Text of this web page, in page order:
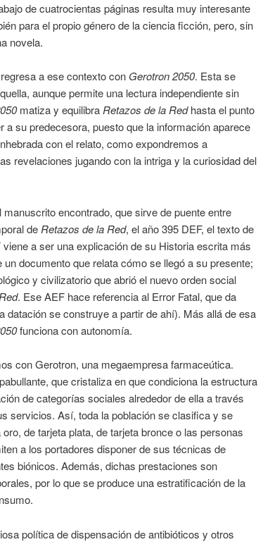
de cuatrocientas páginas resulta muy interesante
para el propio género de la ciencia ficción, pero, sin
novela.
a ese contexto con Gerotron 2050. Esta se
aunque permite una lectura independiente sin
matiza y equilibraRetazos de la Redhasta el punto
a su predecesora, puesto que la información aparece
con el relato, como expondremos a
revelaciones jugando con la intriga y la curiosidad del
encontrado, que sirve de puente entre
de Retazos de la Red, el año 395 DEF, el texto de
a ser una explicación de su Historia escrita más
documento que relata cómo se llegó a su presente;
y civilizatorio que abrió el nuevo orden social
. Ese AEF hace referencia al Error Fatal, que da
datación se construye a partir de ahí). Más allá de esa
funciona con autonomía.
con Gerotron, una megaempresa farmaceútica.
que cristaliza en que condiciona la estructura
de categorías sociales alrededor de ella a través
servicios. Así, toda la población se clasifica y se
de tarjeta plata, de tarjeta bronce o las personas
a los portadores disponer de sus técnicas de
biónicos. Además, dichas prestaciones son
por lo que se produce una estratificación de la
política de dispensación de antibióticos y otros